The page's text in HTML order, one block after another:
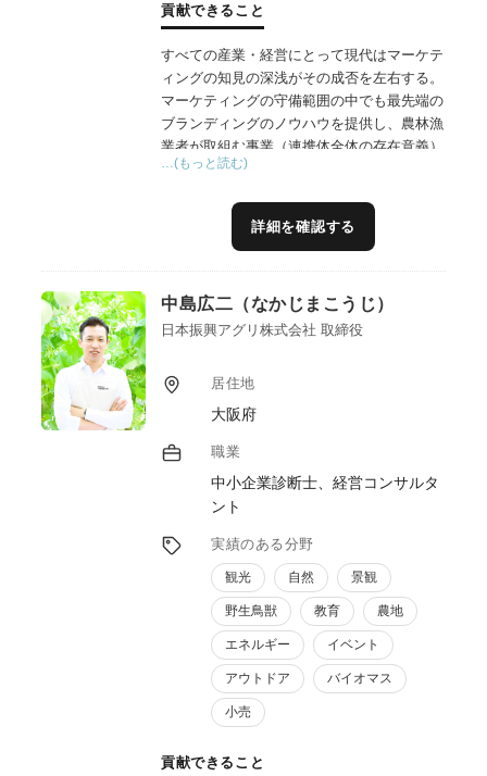
貢献できること
すべての産業・経営にとって現代はマーケテ
ィングの知見の深浅がその成否を左右する。
マーケティングの守備範囲の中でも最先端の
ブランディングのノウハウを提供し、農林漁
業者が取組む事業（連携体全体の存在意義）
の独自性を磨き出し、真の顧客から期待され
…(もっと読む)
詳細を確認する
中島広二（なかじまこうじ）
日本振興アグリ株式会社 取締役
居住地
大阪府
職業
中小企業診断士、経営コンサルタ
ント
実績のある分野
観光 自然 景観
野生鳥獣 教育 農地
エネルギー イベント
アウトドア バイオマス
小売
貢献できること